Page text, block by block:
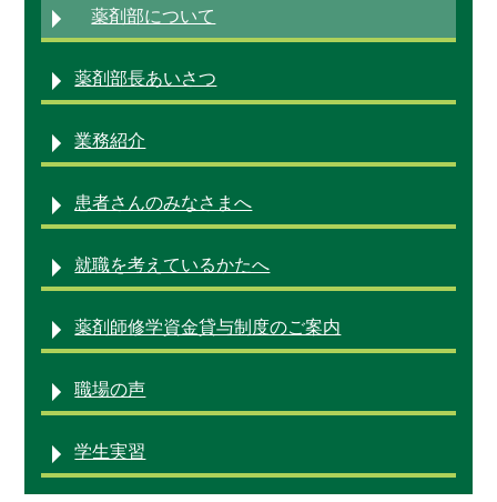
薬剤部について
薬剤部長あいさつ
業務紹介
患者さんのみなさまへ
就職を考えているかたへ
薬剤師修学資金貸与制度のご案内
職場の声
学生実習